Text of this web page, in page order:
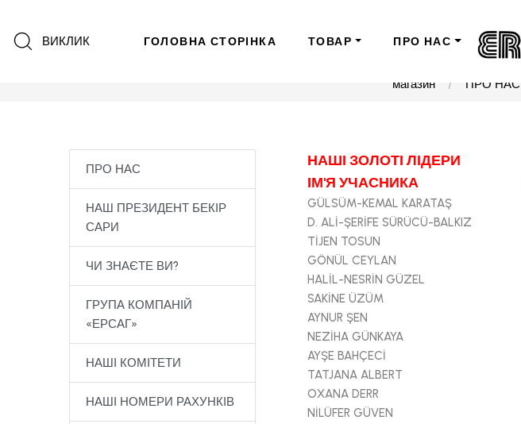
ВИКЛИК ГОЛОВНА СТОРІНКА ТОВАР ПРО НАС
магазин ПРО НАС
ПРО НАС
НАШ ПРЕЗИДЕНТ БЕКІР
САРИ
ЧИ ЗНАЄТЕ ВИ?
ГРУПА КОМПАНІЙ
«ЕРСАГ»
НАШІ КОМІТЕТИ
НАШІ НОМЕРИ РАХУНКІВ
НАШІ ЗОЛОТІ ЛІДЕРИ
ІМ'Я УЧАСНИКА
GÜLSÜM-KEMAL KARATAŞ
D. ALİ-ŞERİFE SÜRÜCÜ-BALKIZ
TİJEN TOSUN
GÖNÜL CEYLAN
HALİL-NESRİN GÜZEL
SAKİNE ÜZÜM
AYNUR ŞEN
NEZİHA GÜNKAYA
AYŞE BAHÇECİ
TATJANA ALBERT
OXANA DERR
NİLÜFER GÜVEN